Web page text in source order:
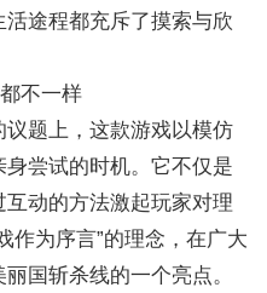
途程都充斥了摸索与欣
不一样
题上，这款游戏以模仿
尝试的时机。它不仅是
动的方法激起玩家对理
作为序言”的理念，在广大
国斩杀线的一个亮点。